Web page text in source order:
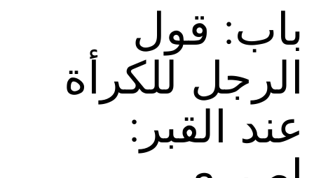
باب: قول
الرجل للكرأة
عند القبر: